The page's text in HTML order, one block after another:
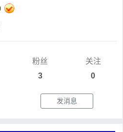
粉丝
3
关注
0
发消息